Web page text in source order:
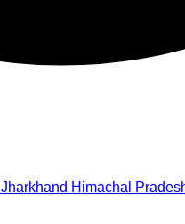
Jharkhand Himachal